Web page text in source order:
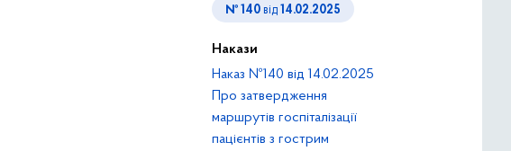
№ 140 від 14.02.2025
Накази
Наказ №140 від 14.02.2025
Про затвердження
маршрутів госпіталізації
пацієнтів з гострим